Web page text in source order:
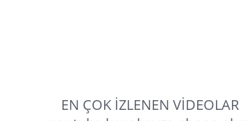
EN ÇOK İZLENEN VİDEOLAR